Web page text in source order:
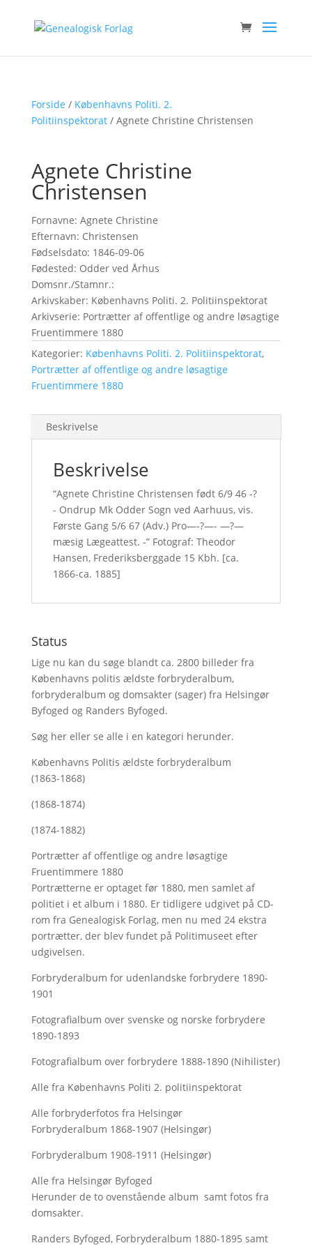
Forside / Københavns Politi. 2.
Politiinspektorat/ Agnete Christine Christensen
Agnete Christine
Christensen
Fornavne: Agnete Christine
Efternavn: Christensen
Fødselsdato: 1846-09-06
Fødested: Odder ved Århus
Domsnr./Stamnr.:
Arkivskaber: Københavns Politi. 2. Politiinspektorat
Arkivserie: Portrætter af offentlige og andre løsagtige
Fruentimmere 1880
Kategorier: Københavns Politi. 2. Politiinspektorat,
Portrætter af offentlige og andre løsagtige
Fruentimmere 1880
Beskrivelse
Beskrivelse
“Agnete Christine Christensen født 6/9 46 -?
- Ondrup Mk Odder Sogn ved Aarhuus, vis.
Første Gang 5/6 67 (Adv.) Pro—-?—- —?—
mæsig Lægeattest. -” Fotograf: Theodor
Hansen, Frederiksberggade 15 Kbh. [ca.
1866-ca. 1885]
Status
Lige nu kan du søge blandt ca. 2800 billeder fra
Københavns politis ældste forbryderalbum,
forbryderalbum og domsakter (sager) fra Helsingør
Byfoged og Randers Byfoged.
Søg hereller se alle i en kategori herunder.
Københavns Politis ældste forbryderalbum
(1863-1868)
(1868-1874)
(1874-1882)
Portrætter af offentlige og andre løsagtige
Fruentimmere 1880
Portrætterne er optaget før 1880, men samlet af
politiet i et album i 1880. Er tidligere udgivet på CD-
rom fra Genealogisk Forlag, men nu med 24 ekstra
portrætter, der blev fundet på Politimuseet efter
udgivelsen.
Forbryderalbum for udenlandske forbrydere 1890-
1901
Fotografialbum over svenske og norske forbrydere
1890-1893
Fotografialbum over forbrydere 1888-1890 (Nihilister)
Alle fra Københavns Politi 2. politiinspektorat
Alle forbryderfotos fra Helsingør
Forbryderalbum 1868-1907 (Helsingør)
Forbryderalbum 1908-1911 (Helsingør)
Alle fra Helsingør Byfoged
Herunder de to ovenstående album samt fotos fra
domsakter.
Randers Byfoged, Forbryderalbum 1880-1895 samt